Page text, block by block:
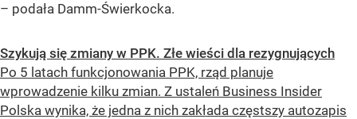
– podała Damm-Świerkocka.
Szykują się zmiany w PPK. Złe wieści dla rezygnujących
Po 5 latach funkcjonowania PPK, rząd planuje
wprowadzenie kilku zmian. Z ustaleń Business Insider
Polska wynika, że jedna z nich zakłada częstszy autozapis